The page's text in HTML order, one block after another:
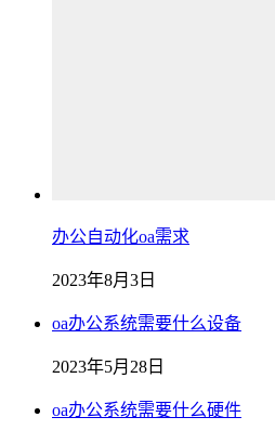
办公自动化oa需求
2023年8月3日
oa办公系统需要什么设备
2023年5月28日
oa办公系统需要什么硬件